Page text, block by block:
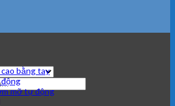
bằng tay
mỡ tự động